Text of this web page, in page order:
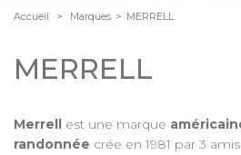
Accueil > Marques > MERRELL
MERRELL
Merrell est une marque
randonnée crée en 1981 par 3